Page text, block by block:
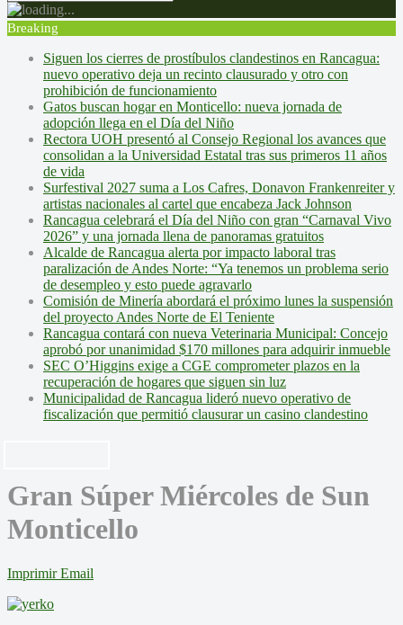
Breaking
Siguen los cierres de prostíbulos clandestinos en Rancagua:
nuevo operativo deja un recinto clausurado y otro con
prohibición de funcionamiento
Gatos buscan hogar en Monticello: nueva jornada de
adopción llega en el Día del Niño
Rectora UOH presentó al Consejo Regional los avances que
consolidan a la Universidad Estatal tras sus primeros 11 años
de vida
Surfestival 2027 suma a Los Cafres, Donavon Frankenreiter y
artistas nacionales al cartel que encabeza Jack Johnson
Rancagua celebrará el Día del Niño con gran “Carnaval Vivo
2026” y una jornada llena de panoramas gratuitos
Alcalde de Rancagua alerta por impacto laboral tras
paralización de Andes Norte: “Ya tenemos un problema serio
de desempleo y esto puede agravarlo
Comisión de Minería abordará el próximo lunes la suspensión
del proyecto Andes Norte de El Teniente
Rancagua contará con nueva Veterinaria Municipal: Concejo
aprobó por unanimidad $170 millones para adquirir inmueble
SEC O’Higgins exige a CGE comprometer plazos en la
recuperación de hogares que siguen sin luz
Municipalidad de Rancagua lideró nuevo operativo de
fiscalización que permitió clausurar un casino clandestino
Gran Súper Miércoles de Sun
Monticello
Imprimir Email